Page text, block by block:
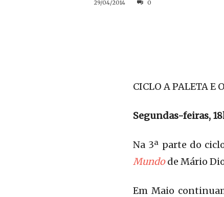
29/04/2014 0
CICLO A PALETA E
Segundas-feiras,
Na 3ª parte do
Mundode Mário
Em Maio